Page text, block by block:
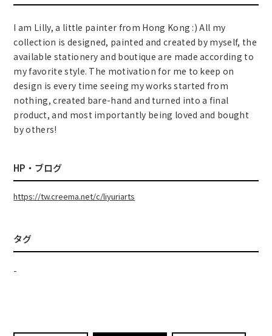
I am Lilly, a little painter from Hong Kong :) All my
collection is designed, painted and created by myself, the
available stationery and boutique are made according to
my favorite style. The motivation for me to keep on
design is every time seeing my works started from
nothing, created bare-hand and turned into a final
product, and most importantly being loved and bought
by others!
HP・ブログ
https://tw.creema.net/c/liyuriarts
タグ
-